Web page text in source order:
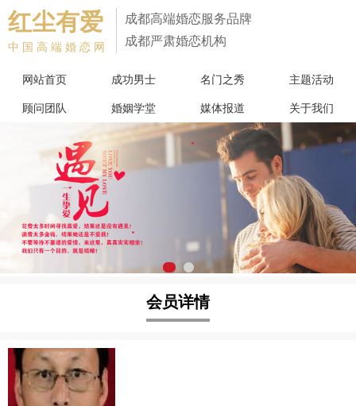
红尘有爱
中国高端婚恋网
成都高端婚恋服务品牌
成都严肃婚恋机构
网站首页 成功男士 名门之秀 主题活动
顾问团队 婚姻学堂 媒体报道 关于我们
会员详情